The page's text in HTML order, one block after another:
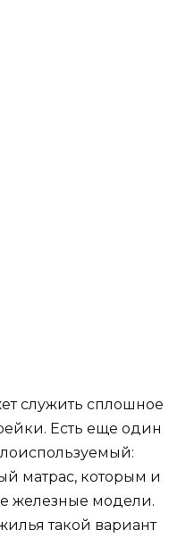
служить сплошное
Есть еще один
матрас, которым и
железные модели.
такой вариант